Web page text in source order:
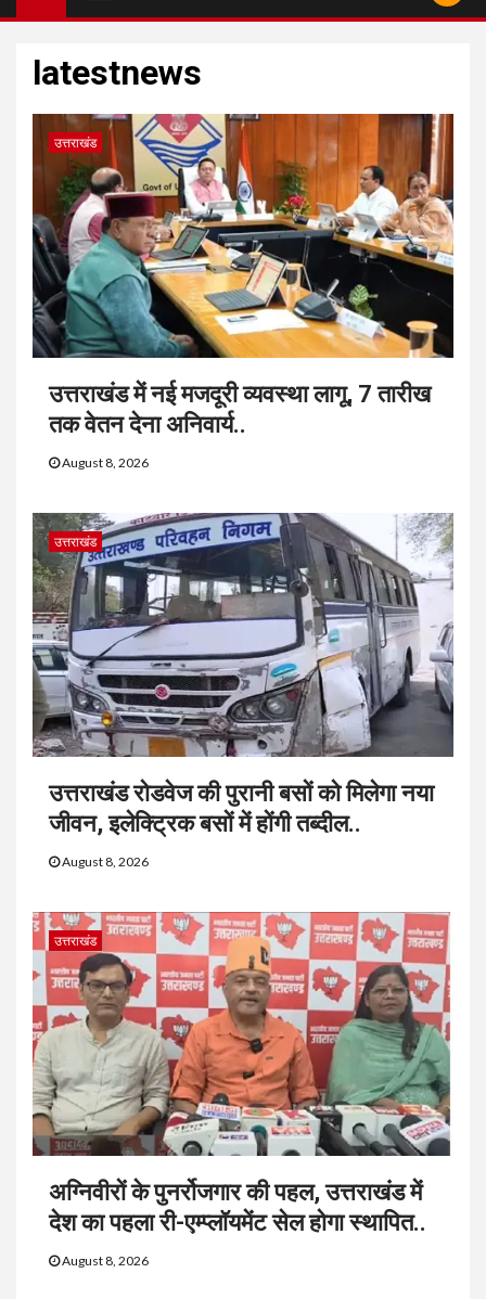
latestnews
उत्तराखंड
उत्तराखंड में नई मजदूरी व्यवस्था लागू, 7 तारीख
तक वेतन देना अनिवार्य..
August 8, 2026
उत्तराखंड
उत्तराखंड रोडवेज की पुरानी बसों को मिलेगा नया
जीवन, इलेक्ट्रिक बसों में होंगी तब्दील..
August 8, 2026
उत्तराखंड
अग्निवीरों के पुनर्रोजगार की पहल, उत्तराखंड में
देश का पहला री-एम्प्लॉयमेंट सेल होगा स्थापित..
August 8, 2026